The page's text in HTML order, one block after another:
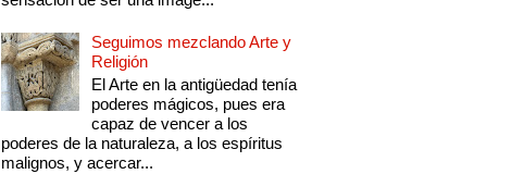
Seguimos mezclando Arte y
Religión
El Arte en la antigüedad tenía
poderes mágicos, pues era
capaz de vencer a los
poderes de la naturaleza, a los espíritus
malignos, y acercar...